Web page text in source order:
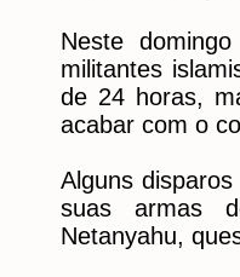
Neste
militantes
de 24 horas,
acabar com o
Alguns
suas armas
Netanyahu,